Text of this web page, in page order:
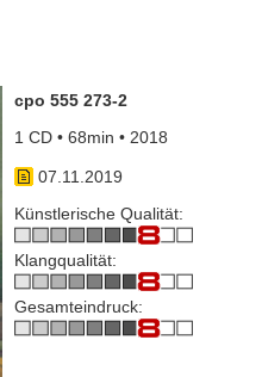
cpo 555 273-2
1 CD • 68min • 2018
07.11.2019
Künstlerische Qualität:
Klangqualität:
Gesamteindruck: